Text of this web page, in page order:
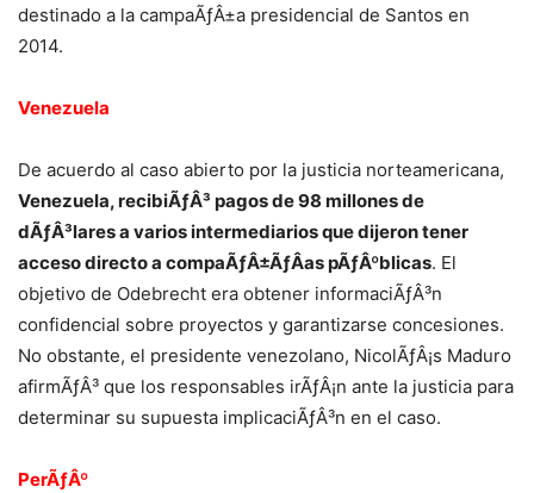
destinado a la campaÃƒÂ±a presidencial de Santos en
2014.
Venezuela
De acuerdo al caso abierto por la justicia norteamericana,
Venezuela, recibiÃƒÂ³ pagos de 98 millones de
dÃƒÂ³lares a varios intermediarios que dijeron tener
acceso directo a compaÃƒÂ±ÃƒÂ­as pÃƒÂºblicas. El
objetivo de Odebrecht era obtener informaciÃƒÂ³n
confidencial sobre proyectos y garantizarse concesiones.
No obstante, el presidente venezolano, NicolÃƒÂ¡s Maduro
afirmÃƒÂ³ que los responsables irÃƒÂ¡n ante la justicia para
determinar su supuesta implicaciÃƒÂ³n en el caso.
PerÃƒÂº